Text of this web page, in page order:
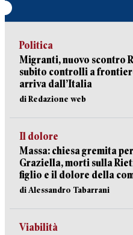
Politica
Migranti, nuovo scontro
subito controlli a
arriva dall’Italia
di Redazione web
Il dolore
Massa: chiesa gremita
Graziella, morti sulla
figlio e il dolore della
di Alessandro Tabarrani
Viabilità